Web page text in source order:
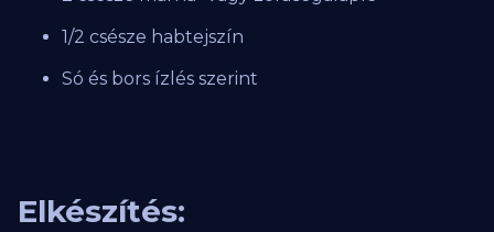
1/2 csésze habtejszín
Só és bors ízlés szerint
Elkészítés: